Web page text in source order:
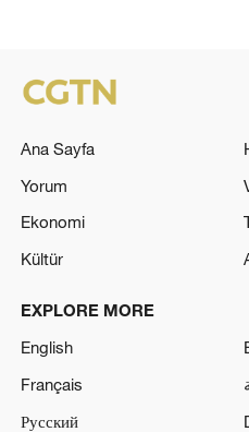
Ana Sayfa
Yorum
Ekonomi
Kültür
EXPLORE MORE
English
Français
Русский